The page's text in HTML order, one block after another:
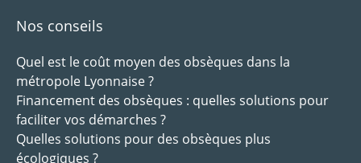
Nos conseils
Quel est le coût moyen des obsèques dans la
métropole Lyonnaise ?
Financement des obsèques : quelles solutions pour
faciliter vos démarches ?
Quelles solutions pour des obsèques plus
écologiques ?